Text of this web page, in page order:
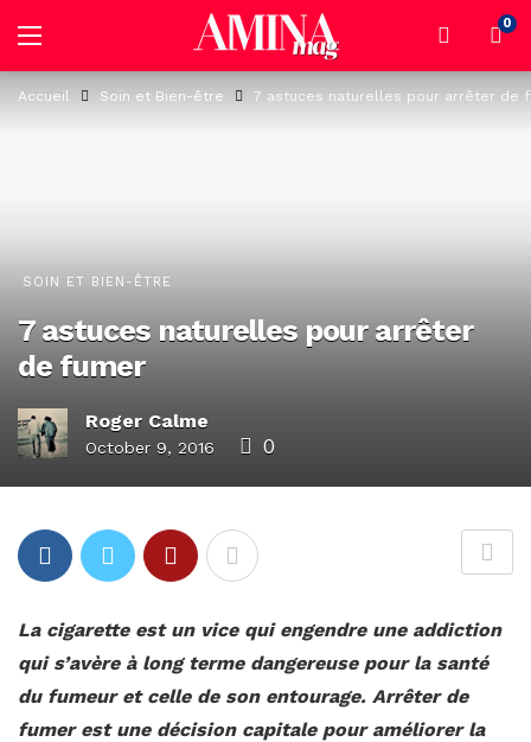
0
Accueil Soin et Bien-être 7 astuces naturelles pour arrêter de
SOIN ET BIEN-ÊTRE
7 astuces naturelles pour arrêter
de fumer
Roger Calme
October 9, 2016 0
La cigarette est un vice qui engendre une addiction
qui s’avère à long terme dangereuse pour la santé
du fumeur et celle de son entourage. Arrêter de
fumer est une décision capitale pour améliorer la